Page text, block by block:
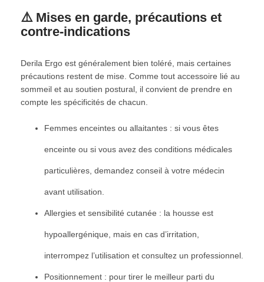
⚠️ Mises en garde, précautions et
contre-indications
Derila Ergo est généralement bien toléré, mais certaines
précautions restent de mise. Comme tout accessoire lié au
sommeil et au soutien postural, il convient de prendre en
compte les spécificités de chacun.
Femmes enceintes ou allaitantes : si vous êtes
enceinte ou si vous avez des conditions médicales
particulières, demandez conseil à votre médecin
avant utilisation.
Allergies et sensibilité cutanée : la housse est
hypoallergénique, mais en cas d’irritation,
interrompez l’utilisation et consultez un professionnel.
Positionnement : pour tirer le meilleur parti du